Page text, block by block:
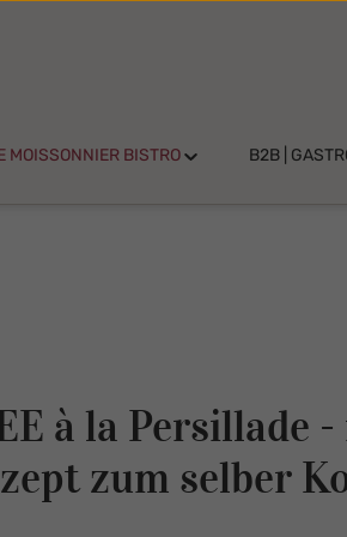
MOISSONNIER BISTRO B2B |
à la Persillade
zum selber